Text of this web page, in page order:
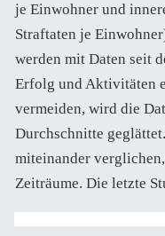
je Einwohner und
Straftaten je
werden mit Daten seit
Erfolg und Aktivitäten
vermeiden, wird die
Durchschnitte
miteinander
Zeiträume. Die letzte